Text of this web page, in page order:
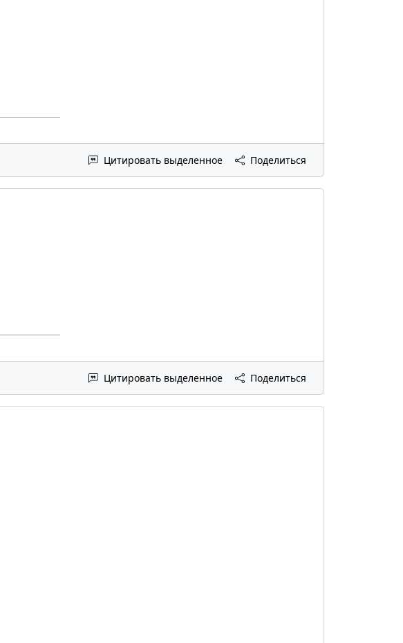
Цитировать выделенное Поделиться
Цитировать выделенное Поделиться